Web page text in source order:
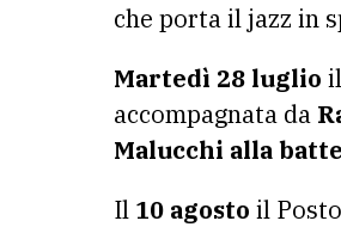
che porta il jazz in
Martedì 28 luglio
accompagnata da
Malucchi alla
Il 10 agosto il